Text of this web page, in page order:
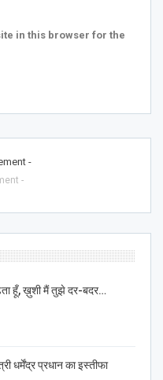
in this browser for the
-
हूँ, ख़ुशी मैं तुझे दर-बदर…
धर्मेंद्र प्रधान का इस्तीफा